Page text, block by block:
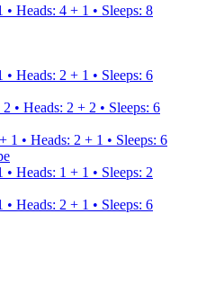
• Heads: 4 + 1 • Sleeps: 8
• Heads: 2 + 1 • Sleeps: 6
2 • Heads: 2 + 2 • Sleeps: 6
1 • Heads: 2 + 1 • Sleeps: 6
• Heads: 1 + 1 • Sleeps: 2
• Heads: 2 + 1 • Sleeps: 6